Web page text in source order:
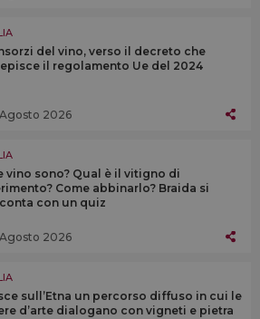
del vino, verso il decreto che
il regolamento Ue del 2024
2026
vino sono? Qual è il vitigno di
Come abbinarlo? Braida si
con un quiz
2026
sull’Etna un percorso diffuso in cui le
d’arte dialogano con vigneti e pietra